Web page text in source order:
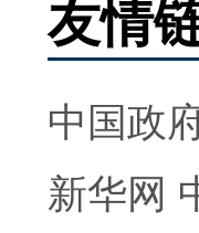
友情
中国政
新华网